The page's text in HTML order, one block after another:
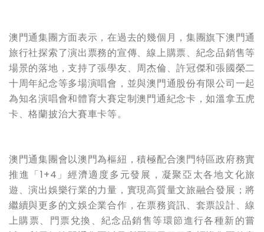
澳門通集團方面表示，在過去的幾個月，集團旗下澳門通
旅行社探索了演出票務的宣傳、線上購票、紀念品銷售等
場景的落地，支持了張學友、周杰倫、許冠傑和張國榮二
十周年紀念等多場演唱會，並與澳門通股份有限公司一起
為知名演唱會和體育大賽定制澳門通紀念卡，如溫拿五虎
卡、格蘭披治大賽車卡等。
澳門通集團會以澳門為樞紐，積極配合澳門特區政府務實
推進「1+4 」經濟適度多元發展，凝聚亞太各地文化旅
遊、演出娛樂行業的力量，實現高質量文旅融合發展；將
繼續與更多的文娛企業合作，在票務資訊、套票設計、線
上購票、門票兌換、紀念品銷售等環節進行各種新的嘗